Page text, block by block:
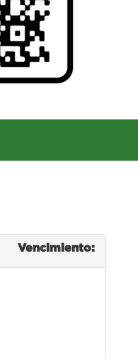
Vencimiento: